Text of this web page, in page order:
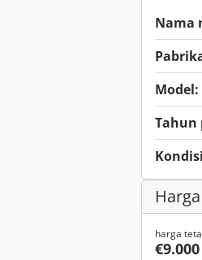
Nama
Model:
Tahun
harga
€9.000